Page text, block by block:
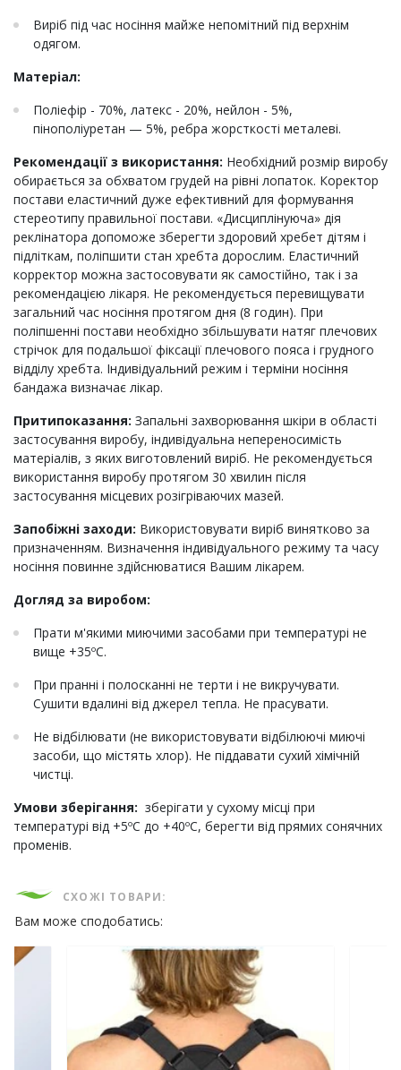
Виріб під час носіння майже непомітний під верхнім
одягом.
Матеріал:
Поліефір - 70%, латекс - 20%, нейлон - 5%,
пінополіуретан — 5%, ребра жорсткості металеві.
Рекомендації з використання: Необхідний розмір виробу
обирається за обхватом грудей на рівні лопаток. Коректор
постави еластичний дуже ефективний для формування
стереотипу правильної постави. «Дисциплінуюча» дія
реклінатора допоможе зберегти здоровий хребет дітям і
підліткам, поліпшити стан хребта дорослим. Еластичний
корректор можна застосовувати як самостійно, так і за
рекомендацією лікаря. Не рекомендується перевищувати
загальний час носіння протягом дня (8 годин). При
поліпшенні постави необхідно збільшувати натяг плечових
стрічок для подальшої фіксації плечового пояса і грудного
відділу хребта. Індивідуальний режим і терміни носіння
бандажа визначає лікар.
Притипоказання: Запальні захворювання шкіри в області
застосування виробу, індивідуальна непереносимість
матеріалів, з яких виготовлений виріб. Не рекомендується
використання виробу протягом 30 хвилин після
застосування місцевих розігріваючих мазей.
Запобіжні заходи: Використовувати виріб винятково за
призначенням. Визначення індивідуального режиму та часу
носіння повинне здійснюватися Вашим лікарем.
Догляд за виробом:
Прати м'якими миючими засобами при температурі не
вище +35ºС.
При пранні і полосканні не терти і не викручувати.
Сушити вдалині від джерел тепла. Не прасувати.
Не відбілювати (не використовувати відбілюючі миючі
засоби, що містять хлор). Не піддавати сухий хімічній
чистці.
Умови зберігання: зберігати у сухому місці при
температурі від +5ºС до +40ºС, берегти від прямих сонячних
променів.
СХОЖІ ТОВАРИ:
Вам може сподобатись: